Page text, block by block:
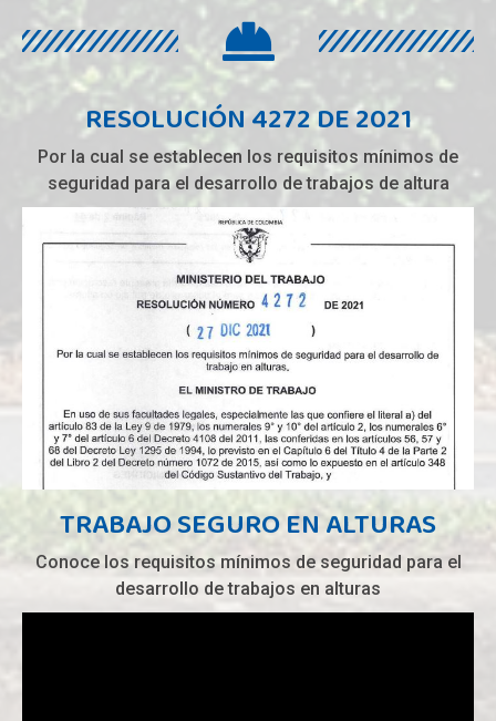
RESOLUCIÓN 4272 DE 2021
Por la cual se establecen los requisitos mínimos de
seguridad para el desarrollo de trabajos de altura
TRABAJO SEGURO EN ALTURAS
Conoce los requisitos mínimos de seguridad para el
desarrollo de trabajos en alturas